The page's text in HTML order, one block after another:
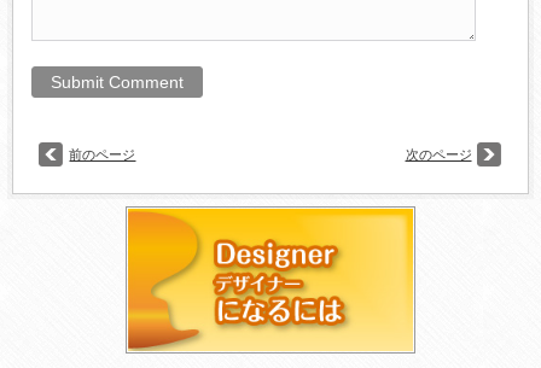
前のページ 次のページ